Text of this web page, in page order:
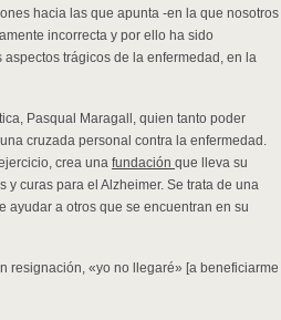
hacia las que apunta -en la que nosotros
incorrecta y por ello ha sido
trágicos de la enfermedad, en la
Pasqual Maragall, quien tanto poder
cruzada personal contra la enfermedad.
crea una fundación que lleva su
curas para el Alzheimer. Se trata de una
ayudar a otros que se encuentran en su
resignación, «yo no llegaré» [a beneficiarme